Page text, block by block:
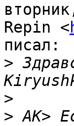
Repin <
писал:
>
>
> AK>